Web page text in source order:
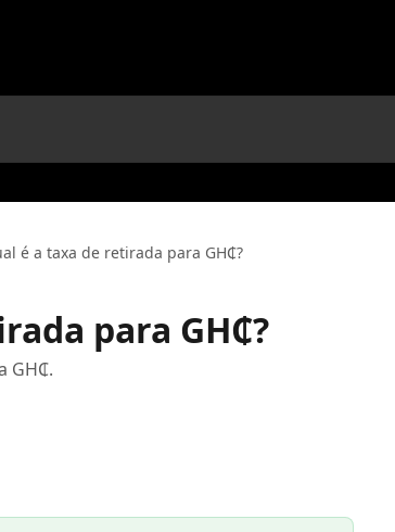
é a taxa de retirada para GH₵?
para GH₵?
GH₵.